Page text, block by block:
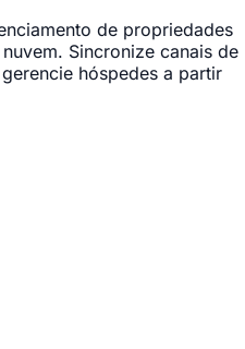
de propriedades
Sincronize canais de
hóspedes a partir